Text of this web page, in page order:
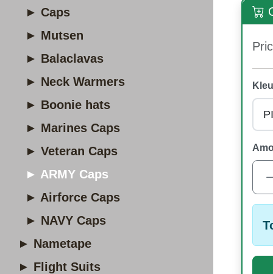
► Caps
► Mutsen
► Balaclavas
► Neck Warmers
► Boonie hats
► Marines Caps
► Veteran Caps
► ARMY Caps
► Airforce Caps
► NAVY Caps
► Nametape
► Flight Suits